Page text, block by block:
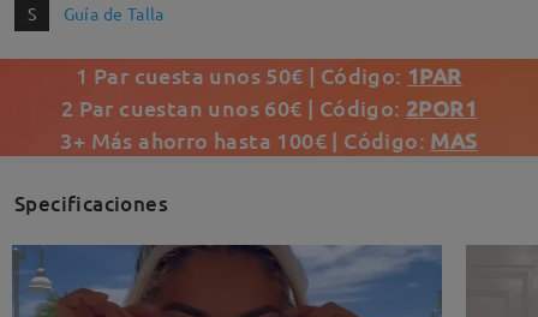
S Guía de Talla
1 Par cuesta unos 50€ | Código: 1PAR
2 Par cuestan unos 60€ | Código: 2POR1
3+ Más ahorro hasta 100€ | Código: MAS
Specificaciones